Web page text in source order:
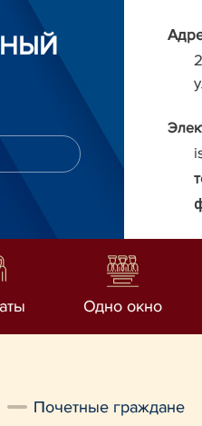
Одно окно
Почетные граждане